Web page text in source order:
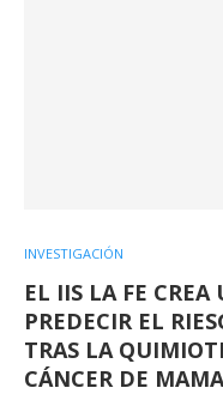
INVESTIGACIÓN
EL IIS LA FE
PREDECIR EL
TRAS LA
CÁNCER DE MAMA